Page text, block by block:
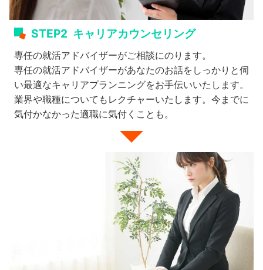
STEP2 キャリアカウンセリング
専任の就活アドバイザーがご相談にのります。
専任の就活アドバイザーがあなたのお話をしっかりと伺
い最適なキャリアプランニングをお手伝いいたします。
業界や職種についてもレクチャーいたします。今までに
気付かなかった適職に気付くことも。